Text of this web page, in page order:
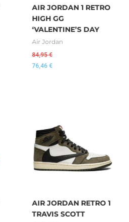
AIR JORDAN 1 RETRO
HIGH GG
‘VALENTINE’S DAY
Air Jordan
84,95€
76,46 €
AIR JORDAN RETRO 1
TRAVIS SCOTT